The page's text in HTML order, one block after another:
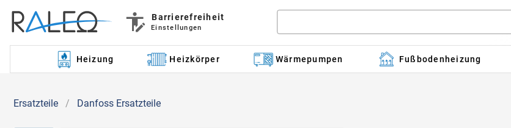
Barrierefreiheit
Einstellungen
Heizung Heizkörper Wärmepumpen Fußbodenheizung
Ersatzteile / Danfoss Ersatzteile